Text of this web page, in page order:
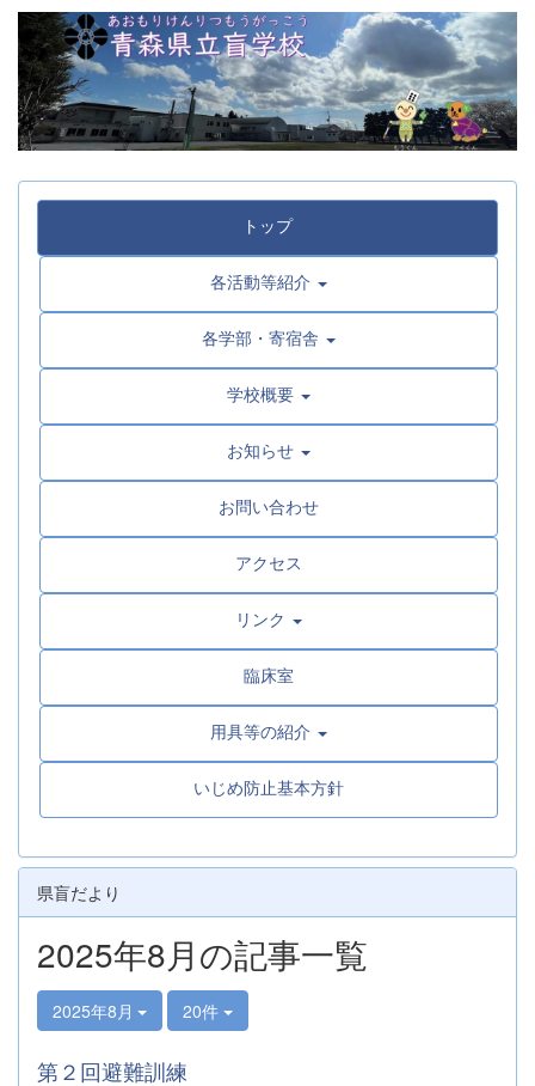
トップ
各活動等紹介
各学部・寄宿舎
学校概要
お知らせ
お問い合わせ
アクセス
リンク
臨床室
用具等の紹介
いじめ防止基本方針
県盲だより
2025年8月の記事一覧
2025年8月 20件
第２回避難訓練